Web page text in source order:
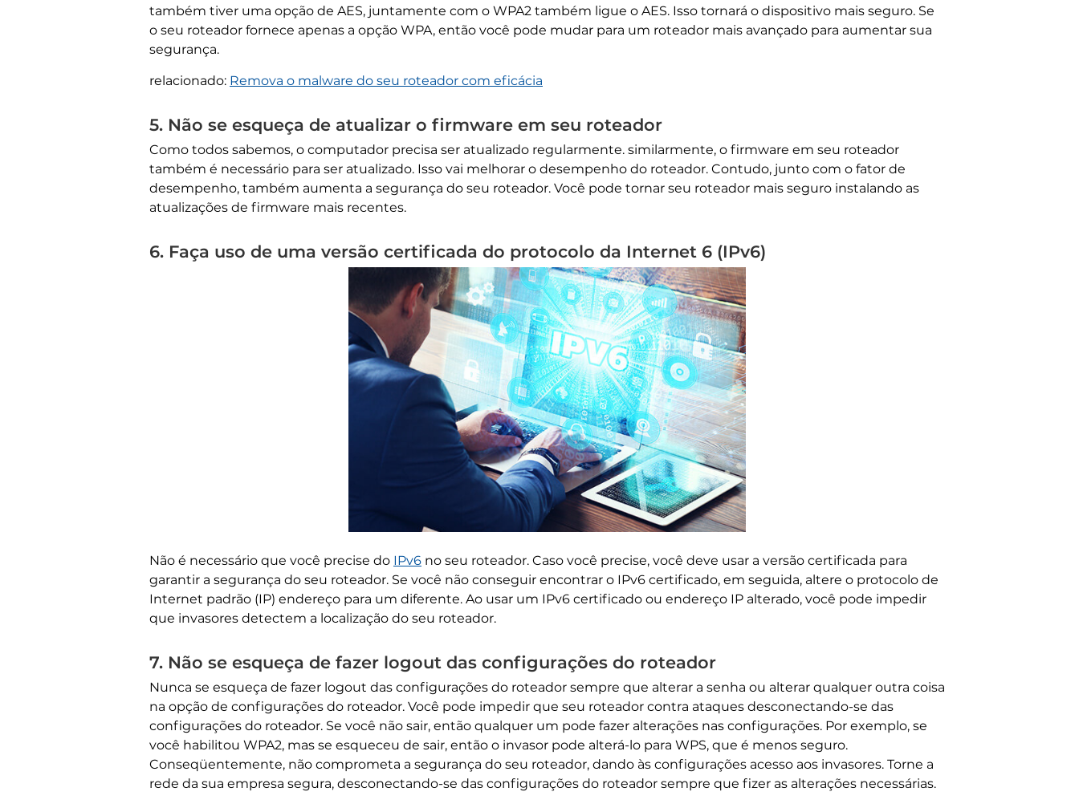
também tiver uma opção de AES, juntamente com o WPA2 também ligue o AES. Isso tornará o dispositivo mais seguro. Se
o seu roteador fornece apenas a opção WPA, então você pode mudar para um roteador mais avançado para aumentar sua
segurança.
relacionado: Remova o malware do seu roteador com eficácia
5. Não se esqueça de atualizar o firmware em seu roteador
Como todos sabemos, o computador precisa ser atualizado regularmente. similarmente, o firmware em seu roteador
também é necessário para ser atualizado. Isso vai melhorar o desempenho do roteador. Contudo, junto com o fator de
desempenho, também aumenta a segurança do seu roteador. Você pode tornar seu roteador mais seguro instalando as
atualizações de firmware mais recentes.
6. Faça uso de uma versão certificada do protocolo da Internet 6 (IPv6)
Não é necessário que você precise do IPv6 no seu roteador. Caso você precise, você deve usar a versão certificada para
garantir a segurança do seu roteador. Se você não conseguir encontrar o IPv6 certificado, em seguida, altere o protocolo de
Internet padrão (IP) endereço para um diferente. Ao usar um IPv6 certificado ou endereço IP alterado, você pode impedir
que invasores detectem a localização do seu roteador.
7. Não se esqueça de fazer logout das configurações do roteador
Nunca se esqueça de fazer logout das configurações do roteador sempre que alterar a senha ou alterar qualquer outra coisa
na opção de configurações do roteador. Você pode impedir que seu roteador contra ataques desconectando-se das
configurações do roteador. Se você não sair, então qualquer um pode fazer alterações nas configurações. Por exemplo, se
você habilitou WPA2, mas se esqueceu de sair, então o invasor pode alterá-lo para WPS, que é menos seguro.
Conseqüentemente, não comprometa a segurança do seu roteador, dando às configurações acesso aos invasores. Torne a
rede da sua empresa segura, desconectando-se das configurações do roteador sempre que fizer as alterações necessárias.